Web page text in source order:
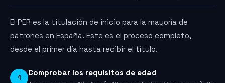
El PER es la titulación de inicio para la mayoría de
patrones en España. Este es el proceso completo,
desde el primer día hasta recibir el título.
1
Comprobar los requisitos de edad